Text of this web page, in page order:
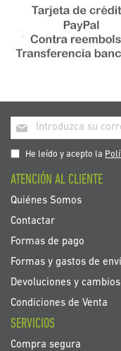
Inscríbase
a
nuestro
de
noticias:
He leído y acepto la
ATENCIÓN AL CLIENTE
Quiénes Somos
Contactar
Formas de pago
Formas y gastos de
Devoluciones y cambios
Condiciones de Venta
SERVICIOS
Compra segura